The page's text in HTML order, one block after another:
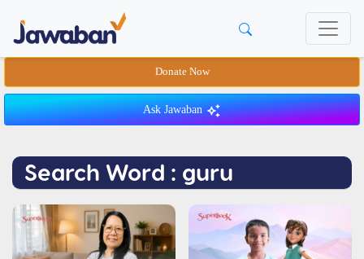
Donate Now
Ask Jawaban
Search Word : guru